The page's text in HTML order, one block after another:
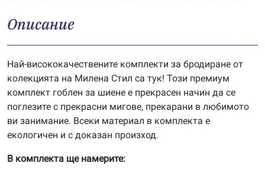
Описание
Най-висококачествените комплекти за бродиране от
колекцията на Милена Стил са тук! Този премиум
комплект гоблен за шиене е прекрасен начин да се
поглезите с прекрасни мигове, прекарани в любимото
ви занимание. Всеки материал в комплекта е
екологичен и с доказан произход.
В комплекта ще намерите: